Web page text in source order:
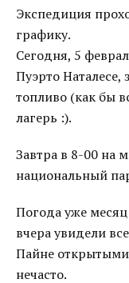
Экспедиция
графику.
Сегодня, 5
Пуэрто Наталесе,
топливо (как бы
лагерь :).
Завтра в 8-00 на
национальный
Погода уже месяц
вчера увидели
Пайне открытыми
нечасто.